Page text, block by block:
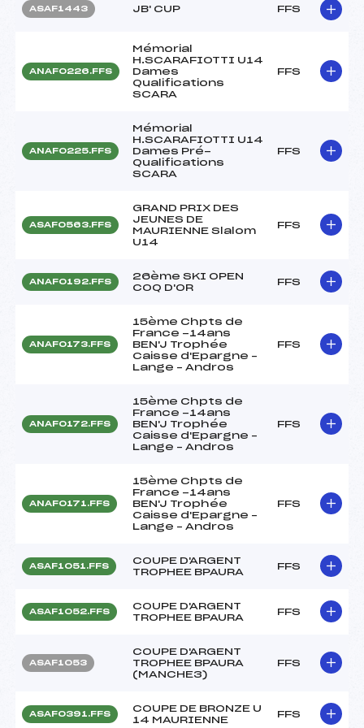
ASAF1443 JB' CUP FFS
ANAF0226.FFS
Mémorial
H.SCARAFIOTTI U14
Dames
Qualifications
SCARA
FFS
ANAF0225.FFS
Mémorial
H.SCARAFIOTTI U14
Dames Pré-
Qualifications
SCARA
FFS
ASAF0563.FFS
GRAND PRIX DES
JEUNES DE
MAURIENNE Slalom
U14
FFS
ANAF0192.FFS
26ème SKI OPEN
COQ D'OR
FFS
ANAF0173.FFS
15ème Chpts de
France -14ans
BEN'J Trophée
Caisse d'Epargne –
Lange – Andros
FFS
ANAF0172.FFS
15ème Chpts de
France -14ans
BEN'J Trophée
Caisse d'Epargne –
Lange – Andros
FFS
ANAF0171.FFS
15ème Chpts de
France -14ans
BEN'J Trophée
Caisse d'Epargne –
Lange – Andros
FFS
ASAF1051.FFS
COUPE D'ARGENT
TROPHEE BPAURA
FFS
ASAF1052.FFS
COUPE D'ARGENT
TROPHEE BPAURA
FFS
ASAF1053
COUPE D'ARGENT
TROPHEE BPAURA
(MANCHE3)
FFS
ASAF0391.FFS
COUPE DE BRONZE U
14 MAURIENNE
FFS